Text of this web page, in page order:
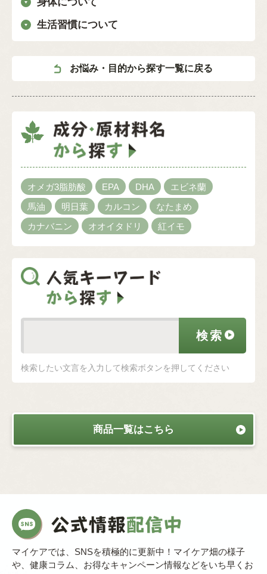
生活習慣について
お悩み・目的から探す一覧に戻る
オメガ3脂肪酸 EPA DHA
エビネ蘭
馬油
明日葉 カルコン
なたまめ
カナバニン
オオイタドリ 紅イモ
検索したい文言を入力して検索ボタンを押してください
商品一覧はこちら
マイケアでは、SNSを積極的に更新中！マイケア畑の様子
や、健康コラム、お得なキャンペーン情報などをいち早くお